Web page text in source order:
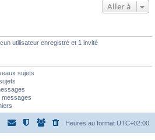
Aller à
utilisateur enregistré et 1 invité
sujets
Heures au format UTC+02:00